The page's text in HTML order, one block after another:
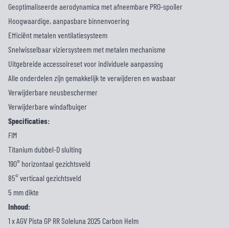
Geoptimaliseerde aerodynamica met afneembare PRO-spoiler
Hoogwaardige, aanpasbare binnenvoering
Efficiënt metalen ventilatiesysteem
Snelwisselbaar viziersysteem met metalen mechanisme
Uitgebreide accessoireset voor individuele aanpassing
Alle onderdelen zijn gemakkelijk te verwijderen en wasbaar
Verwijderbare neusbeschermer
Verwijderbare windafbuiger
Specificaties:
FIM
Titanium dubbel-D sluiting
190° horizontaal gezichtsveld
85° verticaal gezichtsveld
5 mm dikte
Inhoud:
1 x AGV Pista GP RR Soleluna 2025 Carbon Helm